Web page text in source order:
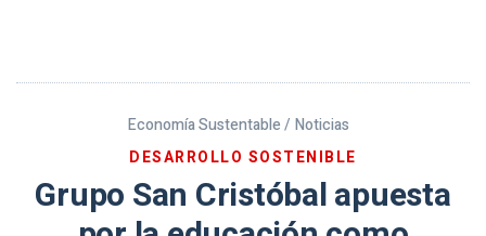
Economía Sustentable / Noticias
DESARROLLO SOSTENIBLE
Grupo San Cristóbal apuesta